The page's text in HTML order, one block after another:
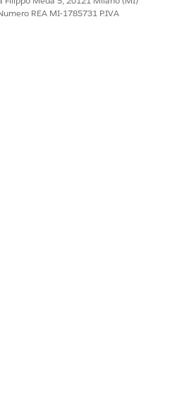
REA MI-1785731 P.IVA